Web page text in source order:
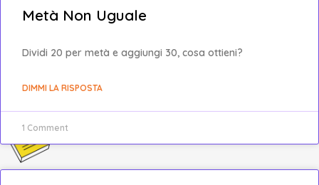
Metà Non Uguale
Dividi 20 per metà e aggiungi 30, cosa ottieni?
DIMMI LA RISPOSTA
1 Comment